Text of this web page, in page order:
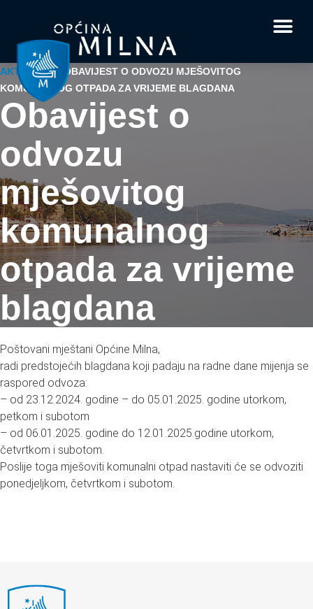
AKTUALNO/
OBAVIJEST O ODVOZU MJEŠOVITOG
KOMUNALNOG OTPADA ZA VRIJEME BLAGDANA
Obavijest o
odvozu
mješovitog
komunalnog
otpada za vrijeme
blagdana
Poštovani mještani Općine Milna,
radi predstojećih blagdana koji padaju na radne dane mijenja se
raspored odvoza:
– od 23.12.2024. godine – do 05.01.2025. godine utorkom,
petkom i subotom
– od 06.01.2025. godine do 12.01.2025.godine utorkom,
četvrtkom i subotom.
Poslije toga mješoviti komunalni otpad nastaviti će se odvoziti
ponedjeljkom, četvrtkom i subotom.